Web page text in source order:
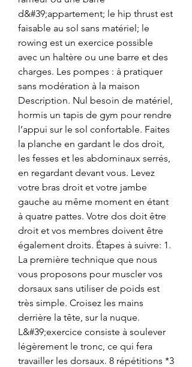
d&#39;appartement; le hip thrust est
faisable au sol sans matériel; le
rowing est un exercice possible
avec un haltère ou une barre et des
charges. Les pompes : à pratiquer
sans modération à la maison
Description. Nul besoin de matériel,
hormis un tapis de gym pour rendre
l’appui sur le sol confortable. Faites
la planche en gardant le dos droit,
les fesses et les abdominaux serrés,
en regardant devant vous. Levez
votre bras droit et votre jambe
gauche au même moment en étant
à quatre pattes. Votre dos doit être
droit et vos membres doivent être
également droits. Étapes à suivre: 1.
La première technique que nous
vous proposons pour muscler vos
dorsaux sans utiliser de poids est
très simple. Croisez les mains
derrière la tête, sur la nuque.
L&#39;exercice consiste à soulever
légèrement le tronc, ce qui fera
travailler les dorsaux. 8 répétitions *3